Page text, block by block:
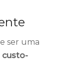
ser uma
custo-